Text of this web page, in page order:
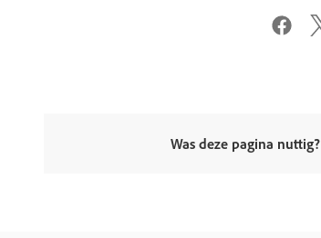
Was deze pagina nuttig?